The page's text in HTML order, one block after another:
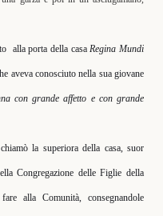
alla porta della casaRegina Mundi
aveva conosciuto nella sua giovane
con grande affetto e con grande
la superiora della casa, suor
Congregazione delle Figlie della
alla Comunità, consegnandole